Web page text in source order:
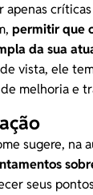
apenas
permitir que
da sua
vista, ele
melhoria e
sugere, na
seus